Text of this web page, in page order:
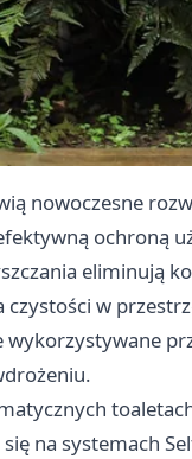
nowoczesne
ochroną
eliminują
w
wykorzystywane
na systemach